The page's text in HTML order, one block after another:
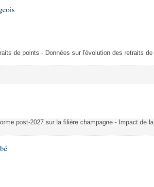
de points - Données sur l'évolution des retraits de
post-2027 sur la filière champagne - Impact de la